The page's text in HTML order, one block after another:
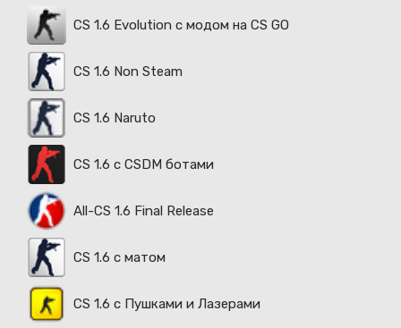
CS 1.6 Evolution с модом на CS GO
CS 1.6 Non Steam
CS 1.6 Naruto
CS 1.6 с CSDM ботами
All-CS 1.6 Final Release
CS 1.6 с матом
CS 1.6 с Пушками и Лазерами